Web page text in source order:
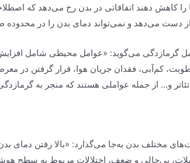
را کاهش دهند اتفاقاتی در بدن رخ می‌دهد که
دست می‌دهد و نمی‌تواند دمای بدن را در محدوده
گرمازدگی می‌گوید: «عوامل محیطی شامل
و… از جمله عواملی هستند که منجر به
مختلف بدن به‌جا می‌گذارد: «بالا رفتن
بی‌حالی و ضعف، اختلالات مربوط به سطح